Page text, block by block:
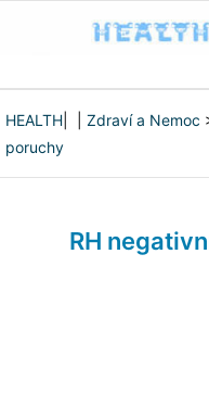
HEALTH Zdraví a Nemoc
poruchy
RH